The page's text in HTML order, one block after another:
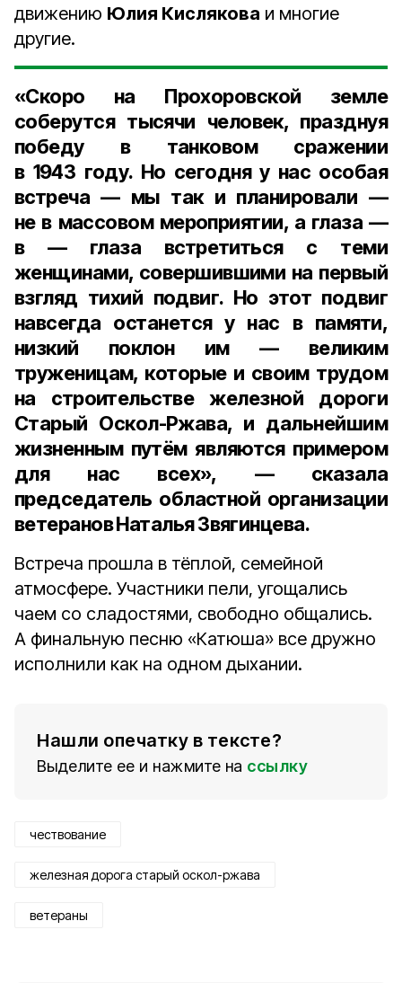
движению Юлия Кислякова и многие
другие.
«Скоро на Прохоровской земле
соберутся тысячи человек, празднуя
победу в танковом сражении
в 1943 году. Но сегодня у нас особая
встреча — мы так и планировали —
не в массовом мероприятии, а глаза —
в — глаза встретиться с теми
женщинами, совершившими на первый
взгляд тихий подвиг. Но этот подвиг
навсегда останется у нас в памяти,
низкий поклон им — великим
труженицам, которые и своим трудом
на строительстве железной дороги
Старый Оскол-Ржава, и дальнейшим
жизненным путём являются примером
для нас всех», — сказала
председатель областной организации
ветеранов Наталья Звягинцева.
Встреча прошла в тёплой, семейной
атмосфере. Участники пели, угощались
чаем со сладостями, свободно общались.
А финальную песню «Катюша» все дружно
исполнили как на одном дыхании.
Нашли опечатку в тексте?
Выделите ее и нажмите на ссылку
чествование
железная дорога старый оскол-ржава
ветераны